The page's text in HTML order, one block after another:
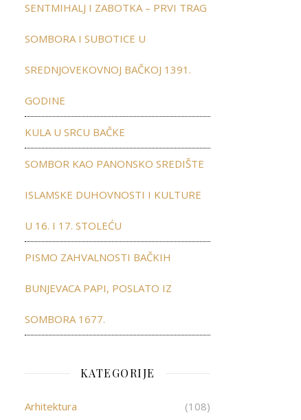
SENTMIHALJ I ZABOTKA – PRVI TRAG
SOMBORA I SUBOTICE U
SREDNJOVEKOVNOJ BAČKOJ 1391.
GODINE
KULA U SRCU BAČKE
SOMBOR KAO PANONSKO SREDIŠTE
ISLAMSKE DUHOVNOSTI I KULTURE
U 16. I 17. STOLEĆU
PISMO ZAHVALNOSTI BAČKIH
BUNJEVACA PAPI, POSLATO IZ
SOMBORA 1677.
KATEGORIJE
Arhitektura (108)